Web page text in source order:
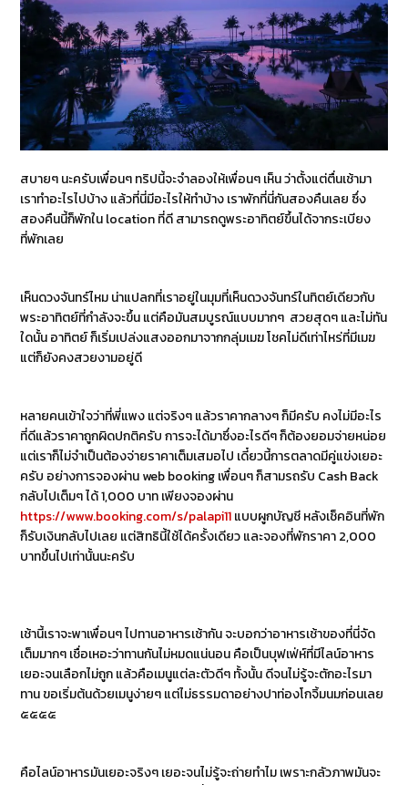
สบายๆ นะครับเพื่อนๆ ทริปนี้จะจำลองให้เพื่อนๆ เห็น ว่าตั้งแต่ตื่นเช้ามา
เราทำอะไรไปบ้าง แล้วที่นี่มีอะไรให้ทำบ้าง เราพักที่นี่กันสองคืนเลย ซึ่ง
สองคืนนี้ก็พักใน location ที่ดี สามารถดูพระอาทิตย์ขึ้นได้จากระเบียง
ที่พักเลย
เห็นดวงจันทร์ไหม น่าแปลกที่เราอยู่ในมุมที่เห็นดวงจันทร์ในทิตย์เดียวกับ
พระอาทิตย์ที่กำลังจะขึ้น แต่คือมันสมบูรณ์แบบมากๆ สวยสุดๆ และไม่ทัน
ใดนั้น อาทิตย์ ก็เริ่มเปล่งแสงออกมาจากกลุ่มเมฆ โชคไม่ดีเท่าไหร่ที่มีเมฆ
แต่ก็ยังคงสวยงามอยู่ดี
หลายคนเข้าใจว่าที่พี่แพง แต่จริงๆ แล้วราคากลางๆ ก็มีครับ คงไม่มีอะไร
ที่ดีแล้วราคาถูกผิดปกติครับ การจะได้มาซึ่งอะไรดีๆ ก็ต้องยอมจ่ายหน่อย
แต่เราก็ไม่จำเป็นต้องจ่ายราคาเต็มเสมอไป เดี๋ยวนี้การตลาดมีคู่แข่งเยอะ
ครับ อย่างการจองผ่าน web booking เพื่อนๆ ก็สามรถรับ Cash Back
กลับไปเต็มๆ ได้ 1,000 บาท เพียงจองผ่าน
https://www.booking.com/s/palapi11แบบผูกบัญชี หลังเช็คอินที่พัก
ก็รับเงินกลับไปเลย แต่สิทธินี้ใช้ได้ครั้งเดียว และจองที่พักราคา 2,000
บาทขึ้นไปเท่านั้นนะครับ
เช้านี้เราจะพาเพื่อนๆ ไปทานอาหารเช้ากัน จะบอกว่าอาหารเช้าของที่นี่จัด
เต็มมากๆ เชื่อเหอะว่าทานกันไม่หมดแน่นอน คือเป็นบุฟเฟ่ห์ที่มีไลน์อาหาร
เยอะจนเลือกไม่ถูก แล้วคือเมนูแต่ละตัวดีๆ ทั้งนั้น ดีจนไม่รู้จะตักอะไรมา
ทาน ขอเริ่มต้นด้วยเมนูง่ายๆ แต่ไม่ธรรมดาอย่างปาท่องโกจิ้มนมก่อนเลย
๕๕๕๕
คือไลน์อาหารมันเยอะจริงๆ เยอะจนไม่รู้จะถ่ายทำไม เพราะกลัวภาพมันจะ